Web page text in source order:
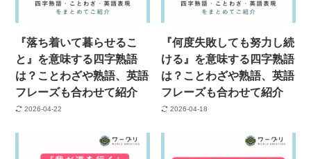
『落ち着いて暮らせるこ
と』を意味する四字熟語
は？ことわざや熟語、英語
フレーズも合わせて紹介
2026-04-22
『何度失敗しても努力し続
ける』を意味する四字熟語
は？ことわざや熟語、英語
フレーズも合わせて紹介
2026-04-18